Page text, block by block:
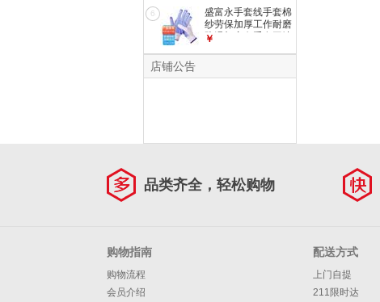
发 【耐脏花线手
套】（350g常规）
12双
6
盛富永手套线手套棉
纱劳保加厚工作耐磨
防滑加密白手套工地
￥
店铺公告
品类齐全，轻松购物
购物指南
购物流程
会员介绍
配送方式
上门自提
211限时达